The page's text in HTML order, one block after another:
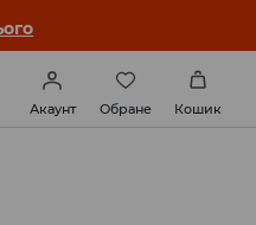
Акаунт Обране Кошик